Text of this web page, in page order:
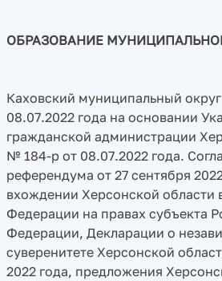
ОБРАЗОВАНИЕ
Каховский муниципальный
08.07.2022 года на основании
гражданской администрации
№ 184-р от 08.07.2022 года.
референдума от 27 сентября
вхождении Херсонской области
Федерации на правах субъекта
Федерации, Декларации о
суверенитете Херсонской
2022 года, предложения